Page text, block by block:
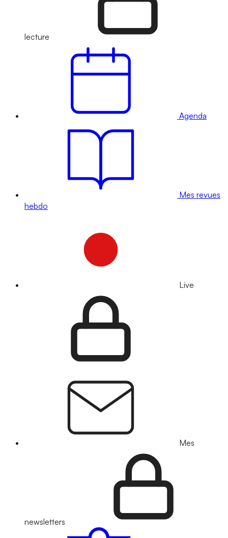
lecture
Agenda
Mes revues
hebdo
Live
Mes
newsletters